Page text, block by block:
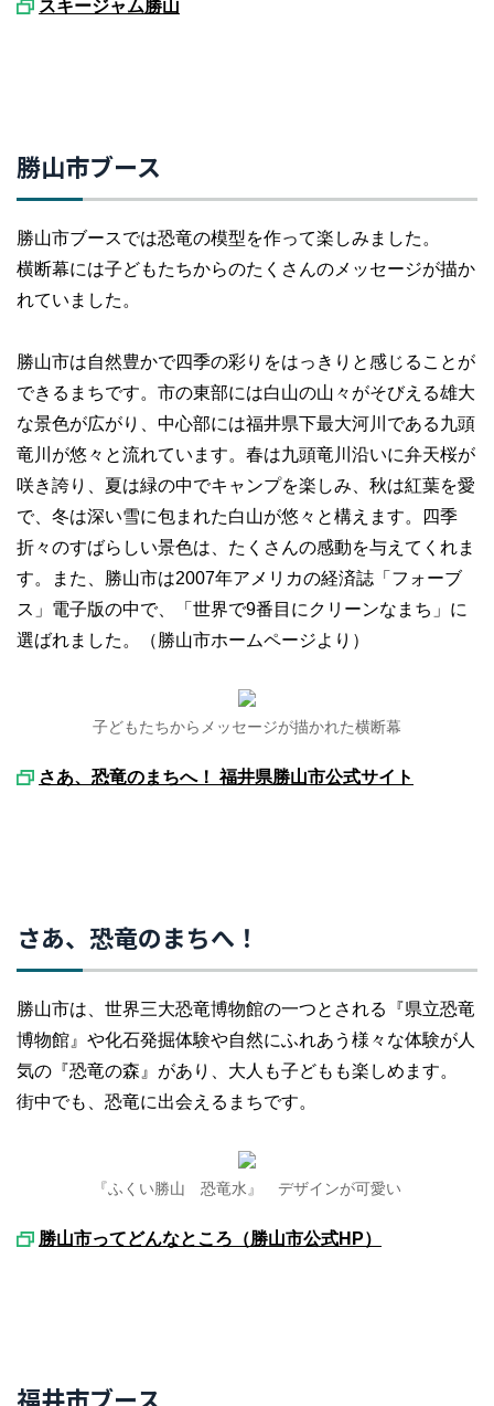
スキージャム勝山
勝山市ブース
勝山市ブースでは恐竜の模型を作って楽しみました。
横断幕には子どもたちからのたくさんのメッセージが描か
れていました。
勝山市は自然豊かで四季の彩りをはっきりと感じることが
できるまちです。市の東部には白山の山々がそびえる雄大
な景色が広がり、中心部には福井県下最大河川である九頭
竜川が悠々と流れています。春は九頭竜川沿いに弁天桜が
咲き誇り、夏は緑の中でキャンプを楽しみ、秋は紅葉を愛
で、冬は深い雪に包まれた白山が悠々と構えます。四季
折々のすばらしい景色は、たくさんの感動を与えてくれま
す。また、勝山市は2007年アメリカの経済誌「フォーブ
ス」電子版の中で、「世界で9番目にクリーンなまち」に
選ばれました。（勝山市ホームページより）
子どもたちからメッセージが描かれた横断幕
さあ、恐竜のまちへ！ 福井県勝山市公式サイト
さあ、恐竜のまちへ！
勝山市は、世界三大恐竜博物館の一つとされる『県立恐竜
博物館』や化石発掘体験や自然にふれあう様々な体験が人
気の『恐竜の森』があり、大人も子どもも楽しめます。
街中でも、恐竜に出会えるまちです。
『ふくい勝山 恐竜水』 デザインが可愛い
勝山市ってどんなところ（勝山市公式HP）
福井市ブース